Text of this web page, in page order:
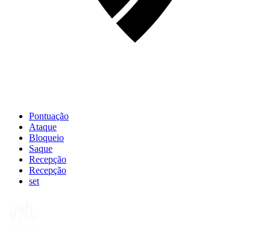
Pontuação
Ataque
Bloqueio
Saque
Recepção
Recepção
set